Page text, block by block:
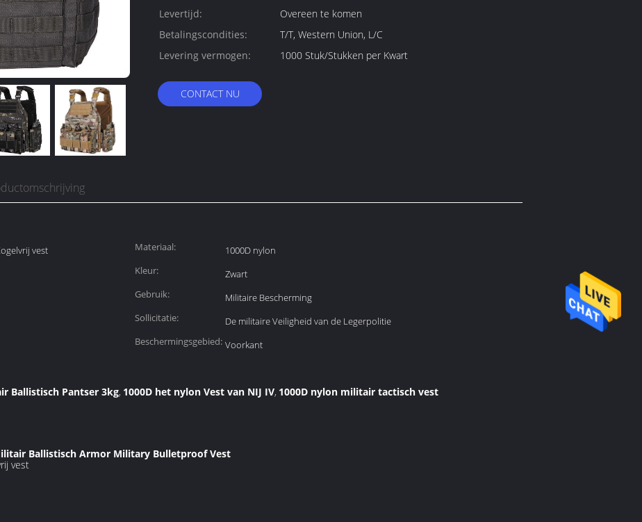
Levertijd:
Overeen te komen
Betalingscondities:
T/T, Western Union, L/C
Levering vermogen:
1000 Stuk/Stukken per Kwart
CONTACT NU
vest Materiaal:
1000D nylon
Kleur:
Zwart
Gebruik:
Militaire Bescherming
Sollicitatie:
De militaire Veiligheid van de Legerpolitie
Beschermingsgebied: Voorkant
Ballistisch Pantser 3kg, 1000D het nylon Vest van NIJ IV, 1000D nylon militair tactisch vest
Ballistisch Armor Military Bulletproof Vest
vest